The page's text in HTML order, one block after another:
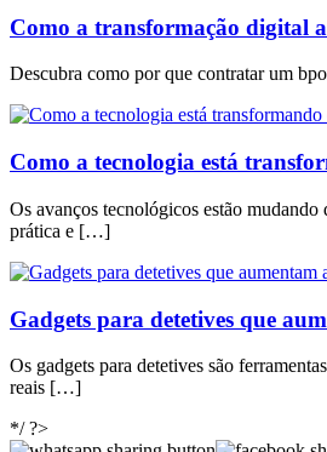
Como a transformação digital
Descubra como por que contratar um
Como a tecnologia está
Os avanços tecnológicos estão mudando
prática e […]
Gadgets para detetives que
Os gadgets para detetives são
reais […]
*/ ?>